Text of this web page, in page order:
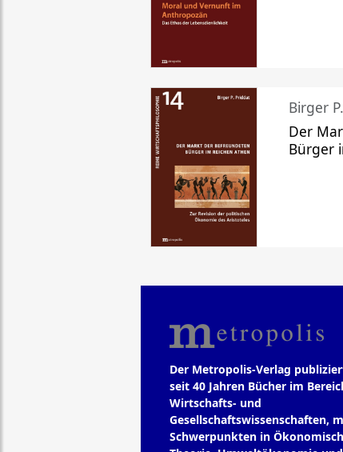
Birger
Der
Bürger
Der Metropolis-Verlag
seit 40 Jahren Bücher im
Wirtschafts- und
Gesellschaftswissenschaften,
Schwerpunkten in